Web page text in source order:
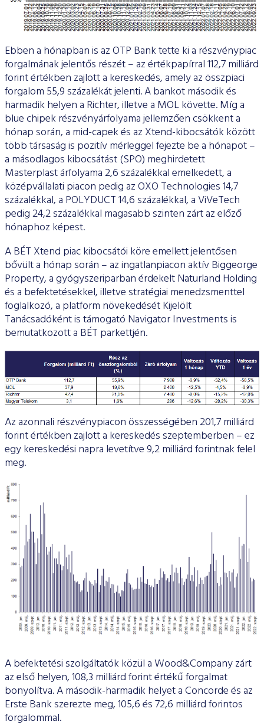
Ebben a hónapban is az OTP Bank tette ki a részvénypiac
forgalmának jelentős részét – az értékpapírral 112,7 milliárd
forint értékben zajlott a kereskedés, amely az összpiaci
forgalom 55,9 százalékát jelenti. A bankot második és
harmadik helyen a Richter, illetve a MOL követte. Míg a
blue chipek részvényárfolyama jellemzően csökkent a
hónap során, a mid-capek és az Xtend-kibocsátók között
több társaság is pozitív mérleggel fejezte be a hónapot –
a másodlagos kibocsátást (SPO) meghirdetett
Masterplast árfolyama 2,6 százalékkal emelkedett, a
középvállalati piacon pedig az OXO Technologies 14,7
százalékkal, a POLYDUCT 14,6 százalékkal, a ViVeTech
pedig 24,2 százalékkal magasabb szinten zárt az előző
hónaphoz képest.
A BÉT Xtend piac kibocsátói köre emellett jelentősen
bővült a hónap során – az ingatlanpiacon aktív Biggeorge
Property, a gyógyszeriparban érdekelt Naturland Holding
és a befektetésekkel, illetve stratégiai menedzsmenttel
foglalkozó, a platform növekedését Kijelölt
Tanácsadóként is támogató Navigator Investments is
bemutatkozott a BÉT parkettjén.
Az azonnali részvénypiacon összességében 201,7 milliárd
forint értékben zajlott a kereskedés szeptemberben – ez
egy kereskedési napra levetítve 9,2 milliárd forintnak felel
meg.
A befektetési szolgáltatók közül a Wood&Company zárt
az első helyen, 108,3 milliárd forint értékű forgalmat
bonyolítva. A második-harmadik helyet a Concorde és az
Erste Bank szerezte meg, 105,6 és 72,6 milliárd forintos
forgalommal.